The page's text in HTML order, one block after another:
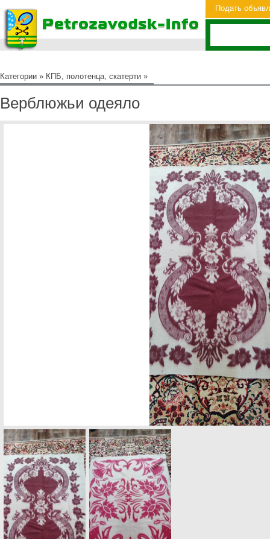
Подать
Категории » КПБ, полотенца, скатерти »
Верблюжьи одеяло